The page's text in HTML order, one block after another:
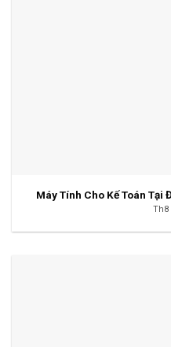
Máy Tính Cho Kế Toán Tại
Th8